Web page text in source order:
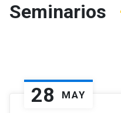
Seminarios
28 MAY